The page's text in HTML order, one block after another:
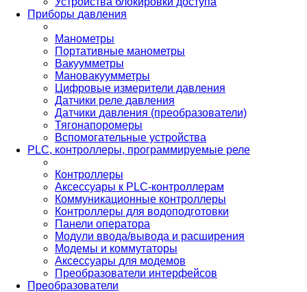
Приборы давления
Манометры
Портативные манометры
Вакуумметры
Мановакуумметры
Цифровые измерители давления
Датчики реле давления
Датчики давления (преобразователи)
Тягонапоромеры
Вспомогательные устройства
PLС, контроллеры, программируемые реле
Контроллеры
Аксессуары к PLC-контроллерам
Коммуникационные контроллеры
Контроллеры для водоподготовки
Панели оператора
Модули ввода/вывода и расширения
Модемы и коммутаторы
Аксессуары для модемов
Преобразователи интерфейсов
Преобразователи